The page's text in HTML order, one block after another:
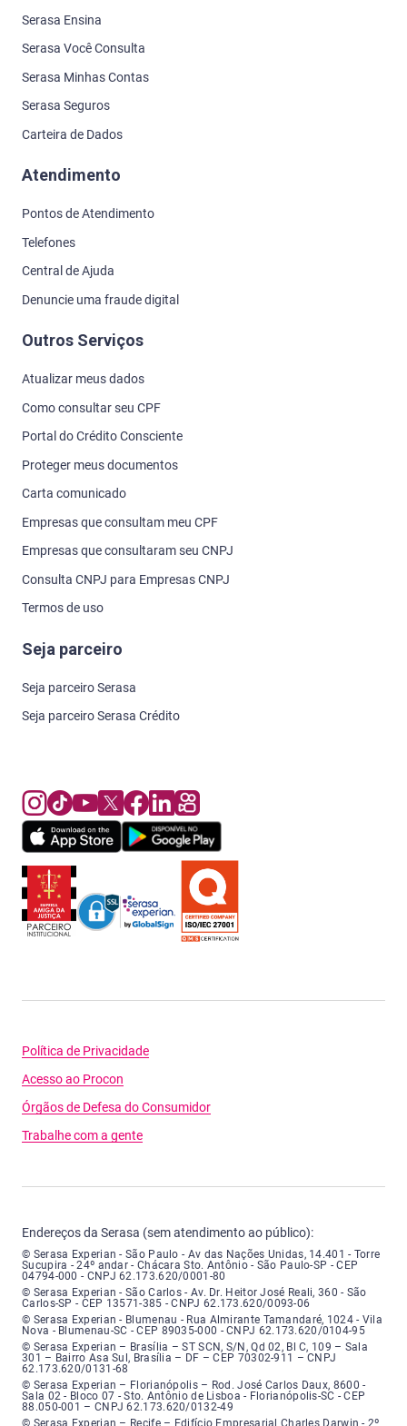
Serasa Ensina
Serasa Você Consulta
Serasa Minhas Contas
Serasa Seguros
Carteira de Dados
Atendimento
Pontos de Atendimento
Telefones
Central de Ajuda
Denuncie uma fraude digital
Outros Serviços
Atualizar meus dados
Como consultar seu CPF
Portal do Crédito Consciente
Proteger meus documentos
Carta comunicado
Empresas que consultam meu CPF
Empresas que consultaram seu CNPJ
Consulta CNPJ para Empresas CNPJ
Termos de uso
Seja parceiro
Seja parceiro Serasa
Seja parceiro Serasa Crédito
Política de Privacidade
Acesso ao Procon
Órgãos de Defesa do Consumidor
Trabalhe com a gente
Endereços da Serasa (sem atendimento ao público):
Serasa Experian - São Paulo - Endereço: Avenida das Nações Unidas,
© Serasa Experian - São Paulo - Av das Nações Unidas, 14.401 - Torre
Sucupira - 24º andar - Chácara Sto. Antônio - São Paulo-SP - CEP
04794-000 - CNPJ 62.173.620/0001-80
Serasa Experian - São Carlos - Endereço: Avenida Doutor Heitor José
© Serasa Experian - São Carlos - Av. Dr. Heitor José Reali, 360 - São
Carlos-SP - CEP 13571-385 - CNPJ 62.173.620/0093-06
Serasa Experian - Blumenau - Endereço: Rua Almirante Tamandaré,
© Serasa Experian - Blumenau - Rua Almirante Tamandaré, 1024 - Vila
Nova - Blumenau-SC - CEP 89035-000 - CNPJ 62.173.620/0104-95
Serasa Experian - Brasília, Endereço: Setor Comercial Norte, sem
© Serasa Experian – Brasília – ST SCN, S/N, Qd 02, Bl C, 109 – Sala
301 – Bairro Asa Sul, Brasília – DF – CEP 70302-911 – CNPJ
62.173.620/0131-68
Serasa Experian - Florianópolis, Endereço: Rodovia José Carlos, número
© Serasa Experian – Florianópolis – Rod. José Carlos Daux, 8600 -
Sala 02 - Bloco 07 - Sto. Antônio de Lisboa - Florianópolis-SC - CEP
88.050-001 – CNPJ 62.173.620/0132-49
Serasa Experian - Recife, Endereço: Edifício Empresarial Charles Darwin,
© Serasa Experian – Recife – Edifício Empresarial Charles Darwin - 2º